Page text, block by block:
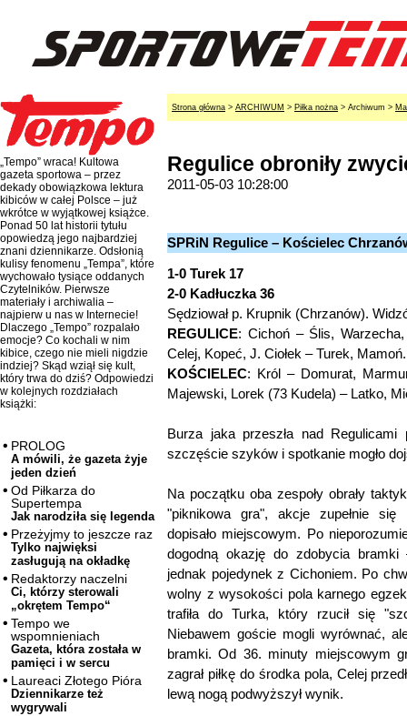
„Tempo” wraca! Kultowa
gazeta sportowa – przez
dekady obowiązkowa lektura
kibiców w całej Polsce – już
wkrótce w wyjątkowej książce.
Ponad 50 lat historii tytułu
opowiedzą jego najbardziej
znani dziennikarze. Odsłonią
kulisy fenomenu „Tempa”, które
wychowało tysiące oddanych
Czytelników. Pierwsze
materiały i archiwalia –
najpierw u nas w Internecie!
Dlaczego „Tempo” rozpalało
emocje? Co kochali w nim
kibice, czego nie mieli nigdzie
indziej? Skąd wziął się kult,
który trwa do dziś? Odpowiedzi
w kolejnych rozdziałach
książki:
PROLOG
A mówili, że gazeta żyje
jeden dzień
Od Piłkarza do
Supertempa
Jak narodziła się legenda
Przeżyjmy to jeszcze raz
Tylko najwięksi
zasługują na okładkę
Redaktorzy naczelni
Ci, którzy sterowali
„okrętem Tempo“
Tempo we
wspomnieniach
Gazeta, która została w
pamięci i w sercu
Laureaci Złotego Pióra
Dziennikarze też
wygrywali
Strona główna > ARCHIWUM > Piłka nożna > Archiwum >
Regulice obroniły
2011-05-03 10:28:00
SPRiN Regulice – Kościelec
1-0 Turek 17
2-0 Kadłuczka 36
Sędziował p. Krupnik (Chrzanów).
REGULICE: Cichoń – Ślis,
Celej, Kopeć, J. Ciołek – Turek, Mamoń.
KOŚCIELEC: Król – Domurat,
Majewski, Lorek (73 Kudela) – Latko,
Burza jaka przeszła nad
szczęście szyków i spotkanie mogło
Na początku oba zespoły obrały
"piknikowa gra", akcje zupełnie się
dopisało miejscowym. Po
dogodną okazję do zdobycia bramki
jednak pojedynek z Cichoniem. Po
wolny z wysokości pola karnego
trafiła do Turka, który rzucił się
Niebawem goście mogli wyrównać,
bramki. Od 36. minuty miejscowym
zagrał piłkę do środka pola, Celej
lewą nogą podwyższył wynik.